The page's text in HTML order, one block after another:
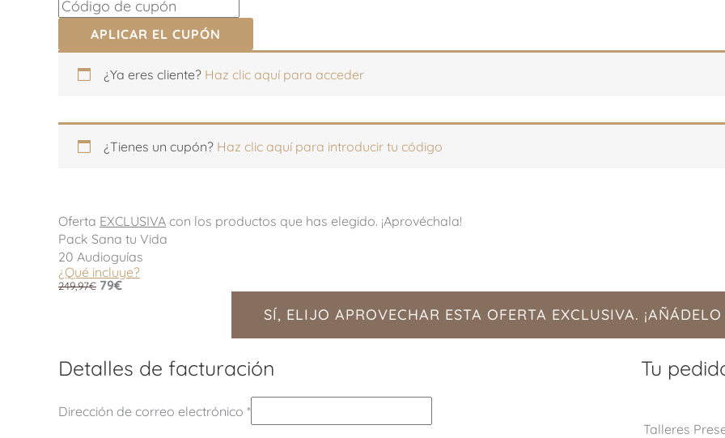
APLICAR EL CUPÓN
¿Ya eres cliente? Haz clic aquí para acceder
¿Tienes un cupón? Haz clic aquí para introducir tu código
Oferta EXCLUSIVA con los productos que has elegido. ¡Aprovéchala!
Pack Sana tu Vida
20 Audioguías
¿Qué incluye?
249,97€ 79€
SÍ, ELIJO APROVECHAR ESTA OFERTA EXCLUSIVA.
Detalles de facturación
Dirección de correo electrónico *
habitación,
habitación,
Tu
Talleres